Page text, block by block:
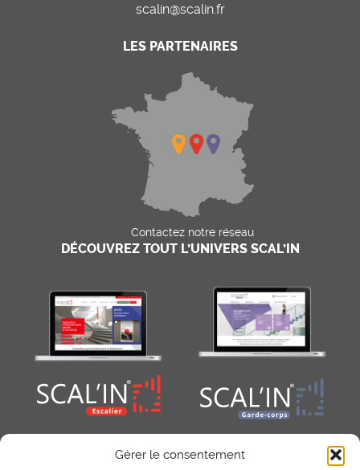
Gérer le consentement
scalin@scalin.fr
LES PARTENAIRES
Contactez notre réseau
DÉCOUVREZ TOUT L’UNIVERS SCAL’IN